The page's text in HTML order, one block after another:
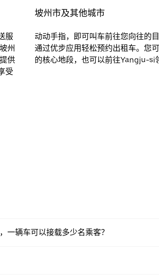
服
州
供
受
坡州市及其他城市
动动手指，即可叫车前往您向往的
通过优步应用轻松预约出租车。您
的核心地段，也可以前往Yangju-si
一辆车可以接载多少名乘客？